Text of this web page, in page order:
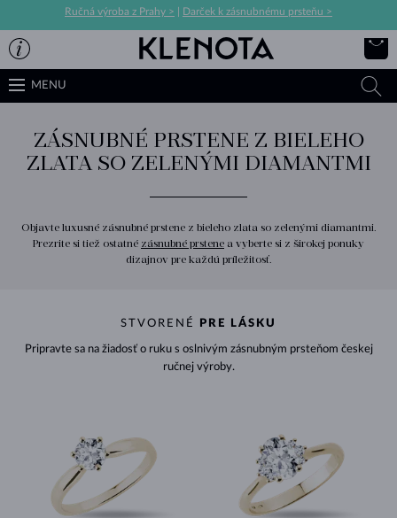
Ručná výroba z Prahy > Darček k zásnubnému prsteňu >
MENU
ZÁSNUBNÉ PRSTENE Z BIELEHO
ZLATA SO ZELENÝMI DIAMANTMI
Objavte luxusné zásnubné prstene z bieleho zlata so zelenými diamantmi.
Prezrite si tiež ostatné zásnubné prstene a vyberte si z širokej ponuky
dizajnov pre každú príležitosť.
STVORENÉ PRE LÁSKU
Pripravte sa na žiadosť o ruku s oslnivým zásnubným prsteňom českej
ručnej výroby.